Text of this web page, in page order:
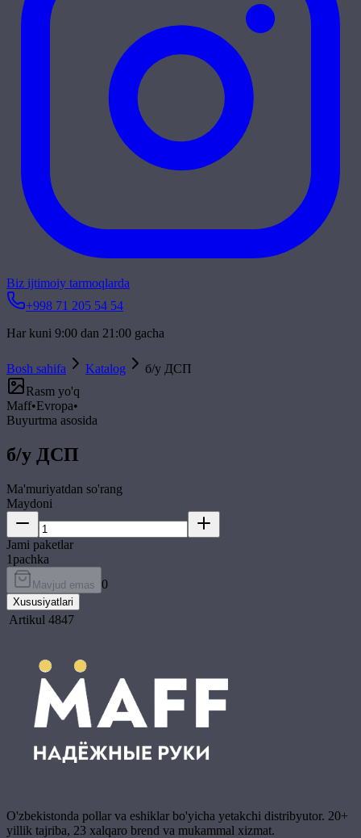
Biz ijtimoiy tarmoqlarda
+998 71 205 54 54
Har kuni 9:00 dan 21:00 gacha
Bosh sahifa Katalog
б/у ДСП
Rasm yo'q
Maff•Evropa•
Buyurtma asosida
б/у ДСП
Ma'muriyatdan so'rang
Maydoni
Jami paketlar
1pachka
Mavjud emas 0
Xususiyatlari
Artikul 4847
O'zbekistonda pollar va eshiklar bo'yicha yetakchi distribyutor. 20+
yillik tajriba, 23 xalqaro brend va mukammal xizmat.